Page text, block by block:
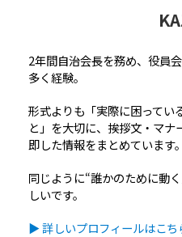
2年間自治会長を務め、役員
多く経験。
形式よりも「実際に困ってい
と」を大切に、挨拶文・マ
即した情報をまとめています。
同じように“誰かのために動
しいです。
▶ 詳しいプロフィールはこち